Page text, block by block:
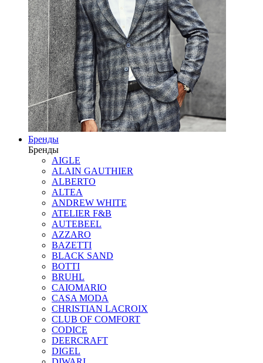
Бренды
Бренды
AIGLE
ALAIN GAUTHIER
ALBERTO
ALTEA
ANDREW WHITE
ATELIER F&B
AUTEBEEL
AZZARO
BAZETTI
BLACK SAND
BOTTI
BRUHL
CAIOMARIO
CASA MODA
CHRISTIAN LACROIX
CLUB OF COMFORT
CODICE
DEERCRAFT
DIGEL